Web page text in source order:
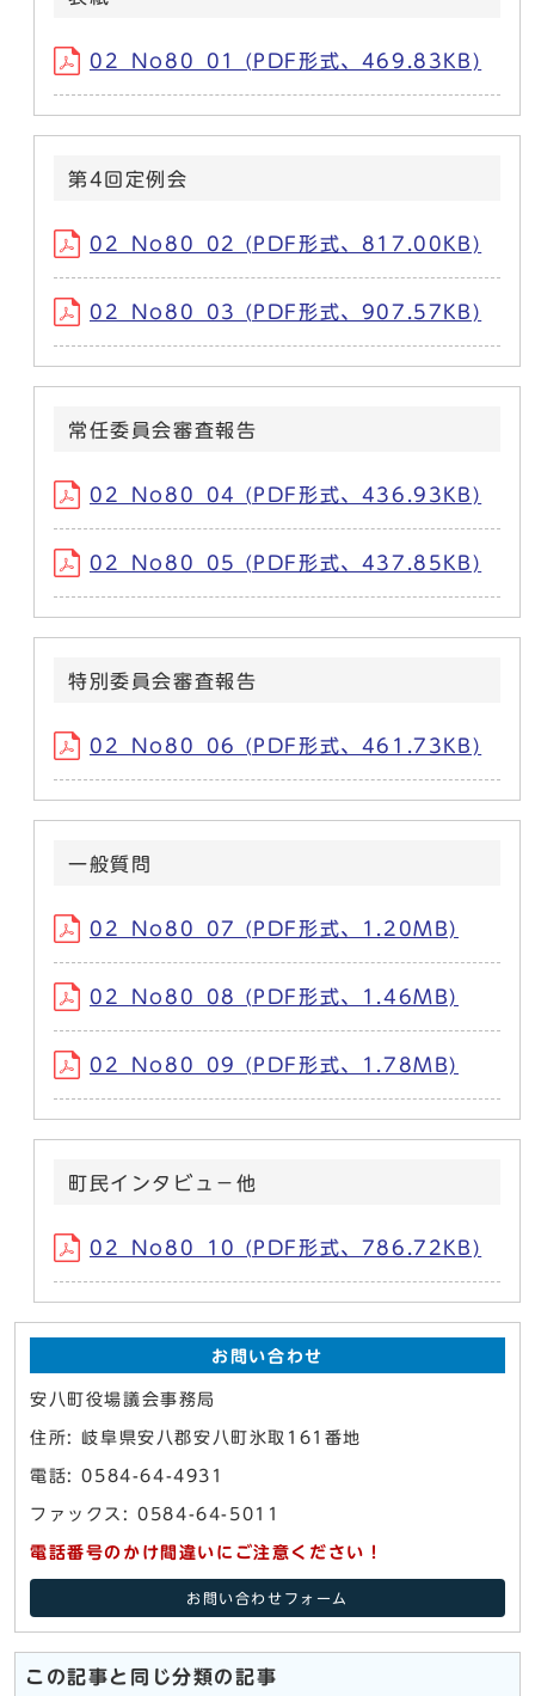
02_No80_01 (PDF形式、469.83KB)
第4回定例会
02_No80_02 (PDF形式、817.00KB)
02_No80_03 (PDF形式、907.57KB)
常任委員会審査報告
02_No80_04 (PDF形式、436.93KB)
02_No80_05 (PDF形式、437.85KB)
特別委員会審査報告
02_No80_06 (PDF形式、461.73KB)
一般質問
02_No80_07 (PDF形式、1.20MB)
02_No80_08 (PDF形式、1.46MB)
02_No80_09 (PDF形式、1.78MB)
町民インタビュ－他
02_No80_10 (PDF形式、786.72KB)
お問い合わせ
安八町役場議会事務局
住所: 岐阜県安八郡安八町氷取161番地
電話: 0584-64-4931
ファックス: 0584-64-5011
電話番号のかけ間違いにご注意ください！
お問い合わせフォーム
この記事と同じ分類の記事